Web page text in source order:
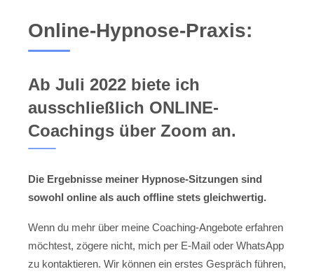
Online-Hypnose-Praxis:
Ab Juli 2022 biete ich
ausschließlich ONLINE-
Coachings über Zoom an.
Die Ergebnisse meiner Hypnose-Sitzungen sind
sowohl online als auch offline stets gleichwertig.
Wenn du mehr über meine Coaching-Angebote erfahren
möchtest, zögere nicht, mich per E-Mail oder WhatsApp
zu kontaktieren. Wir können ein erstes Gespräch führen,